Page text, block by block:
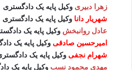
زهرا دبیری وکیل پایه یک دادگستری
شهریار دانا وکیل پایه یک دادگستری
عادل روانبخش وکیل پایه یک
امیرحسین صادقی وکیل پایه یک
شهرام نجفی وکیل پایه یک
مهدی محمود نسب وکیل پایه یک